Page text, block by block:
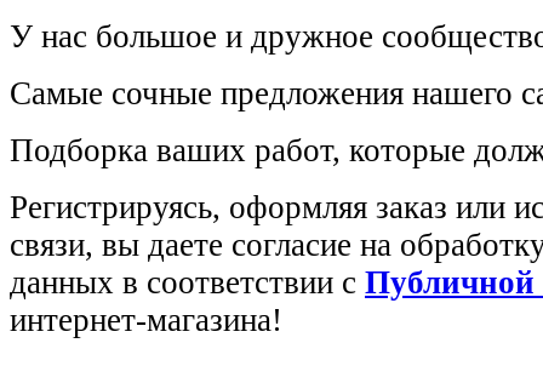
У нас большое и дружное
Самые сочные предложения нашего
Подборка ваших работ, которые
Регистрируясь, оформляя заказ или
связи, вы даете согласие на
данных в соответствии с Публичной
интернет-магазина!